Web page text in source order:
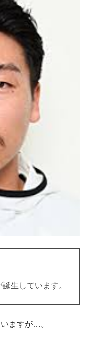
生しています。
ますが…。